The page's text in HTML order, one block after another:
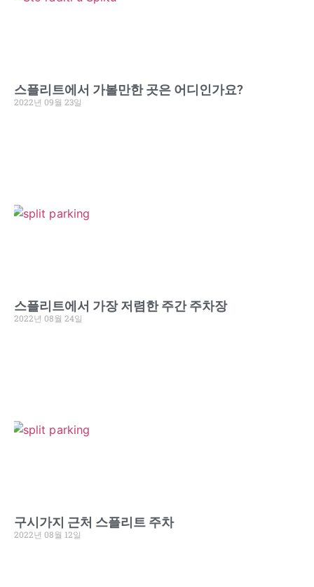
스플리트에서 가볼만한 곳은 어디인가요?
2022년 09월 23일
스플리트에서 가장 저렴한 주간 주차장
2022년 08월 24일
구시가지 근처 스플리트 주차
2022년 08월 12일